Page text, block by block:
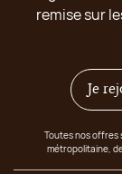
remise sur
Je
Toutes nos offres
métropolitaine,